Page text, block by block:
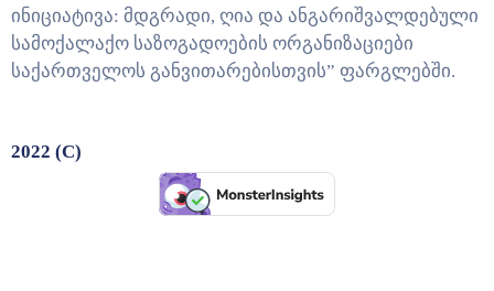
ინიციატივა: მდგრადი, ღია და ანგარიშვალდებული
სამოქალაქო საზოგადოების ორგანიზაციები
საქართველოს განვითარებისთვის” ფარგლებში.
2022 (C)